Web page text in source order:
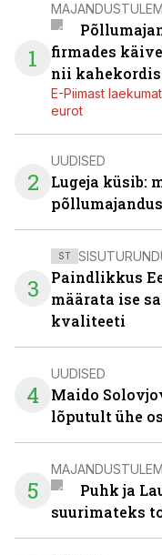
1
firmades
nii
E-Piimast
eurot
2
UUDISED
Lugeja küsib:
3
ST
Paindlikkus
määrata ise
kvaliteeti
4
UUDISED
Maido
lõputult ühe
5
Puhk ja
suurimateks